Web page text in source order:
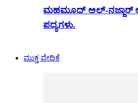
ಮಹಮೂದ್ ಅಲ್-ನಜ್ಜಾರ್
ಪದ್ಯಗಳು.
ಮುಕ್ತ ವೇದಿಕೆ